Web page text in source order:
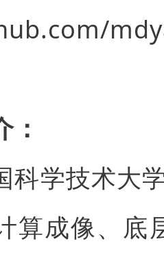
科学技术大
算成像、底